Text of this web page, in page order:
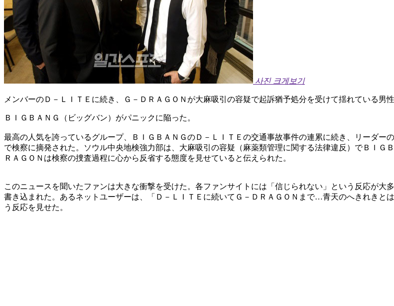
사진 크게보기
メンバーのＤ－ＬＩＴＥに続き、Ｇ－ＤＲＡＧＯＮが大麻吸引の容疑で起訴猶予処分を受けて揺れている男
ＢＩＧＢＡＮＧ（ビッグバン）がパニックに陥った。
最高の人気を誇っているグループ、ＢＩＧＢＡＮＧのＤ－ＬＩＴＥの交通事故事件の連累に続き、リーダー
で検察に摘発された。ソウル中央地検強力部は、大麻吸引の容疑（麻薬類管理に関する法律違反）でＢＩ
ＲＡＧＯＮは検察の捜査過程に心から反省する態度を見せていると伝えられた。
このニュースを聞いたファンは大きな衝撃を受けた。各ファンサイトには「信じられない」という反応が大
書き込まれた。あるネットユーザーは、「Ｄ－ＬＩＴＥに続いてＧ－ＤＲＡＧＯＮまで…青天のへきれきと
う反応を見せた。